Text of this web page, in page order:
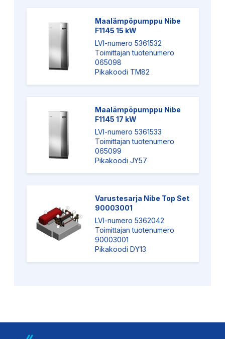
Maalämpöpumppu Nibe
F1145 15 kW
LVI-numero 5361532
Toimittajan tuotenumero
065098
Pikakoodi TM82
Maalämpöpumppu Nibe
F1145 17 kW
LVI-numero 5361533
Toimittajan tuotenumero
065099
Pikakoodi JY57
Varustesarja Nibe Top Set
90003001
LVI-numero 5362042
Toimittajan tuotenumero
90003001
Pikakoodi DY13
lattialämmityskohteessa 8 kW:iin)NIBE F1253
Dahlin valikoimassa